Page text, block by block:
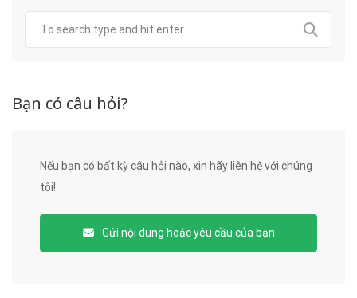
Bạn có câu hỏi?
Nếu bạn có bất kỳ câu hỏi nào, xin hãy liên hệ với chúng
tôi!
Gửi nội dung hoặc yêu cầu của bạn